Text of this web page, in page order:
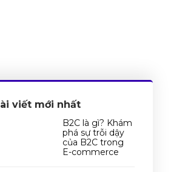
viết mới nhất
B2C là gì? Khám
phá sự trỗi dậy
của B2C trong
E-commerce